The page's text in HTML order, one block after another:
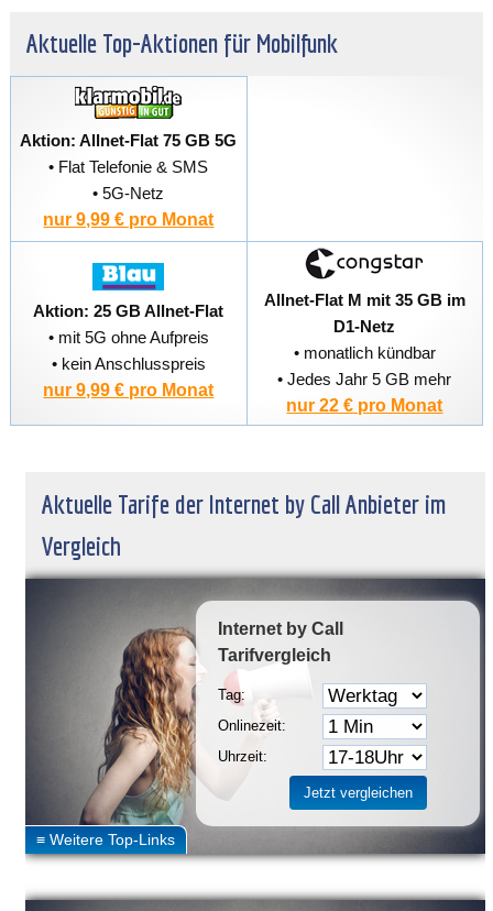
Aktuelle Top-Aktionen für Mobilfunk
Aktion: Allnet-Flat 75 GB 5G
• Flat Telefonie & SMS
• 5G-Netz
nur 9,99 € pro Monat
Aktion: 25 GB Allnet-Flat
• mit 5G ohne Aufpreis
• kein Anschlusspreis
nur 9,99 € pro Monat
Allnet-Flat M mit 35 GB im
D1-Netz
• monatlich kündbar
• Jedes Jahr 5 GB mehr
nur 22 € pro Monat
Aktuelle Tarife der Internet by Call Anbieter im
Vergleich
Internet by Call
Tarifvergleich
Tag:
Onlinezeit:
Uhrzeit: